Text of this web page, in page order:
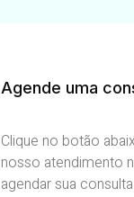
Agende uma
Clique no botão
nosso atendimento
agendar sua